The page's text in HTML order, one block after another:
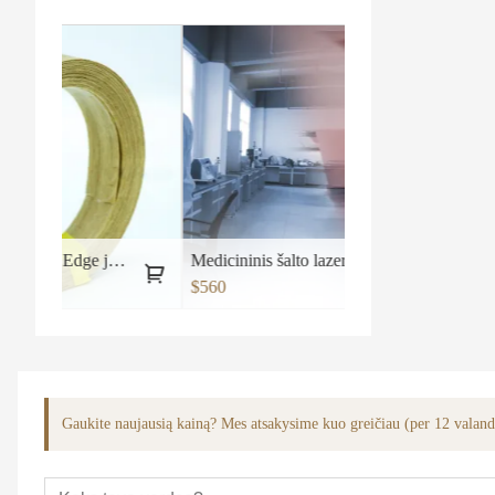
Medicininis šalto lazerio lygio terapijos aparatas Nr.2
$560
Gaukite naujausią kainą? Mes atsakysime kuo greičiau (per 12